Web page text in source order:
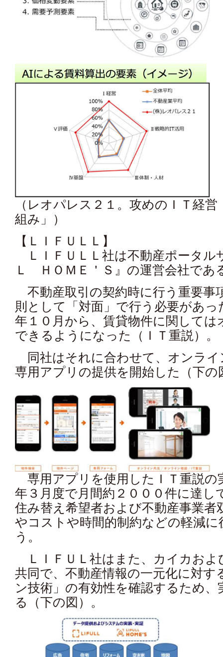
（レオパレス２１。攻めのＩＴ経
組み」）
【ＬＩＦＵＬＬ】
ＬＩＦＵＬＬ社は不動産ポータル
Ｌ ＨＯＭＥ＇Ｓ』の運営会社であ
不動産取引の契約時に行う重要事
則として「対面」で行う必要があ
年１０月から、賃貸物件に関しては
できるようになった（ＩＴ重説）。
同社はそれに合わせて、オンライ
専用アプリの提供を開始した（下の
専用アプリを使用したＩＴ重説の
年３月度で月間約２０００件に達し
住み替え希望者および不動産事業者
やコストや時間的制約などの軽減
う。
ＬＩＦＵＬ社はまた、カイカおよ
共同で、不動産情報の一元化に対す
ン技術」の有効性を確認するため
る（下の図）。